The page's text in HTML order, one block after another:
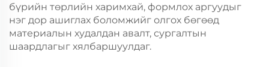
бүрийн төрлийн харимхай, формлох аргуудыг
нэг дор ашиглах боломжийг олгох бөгөөд
материалын худалдан авалт, сургалтын
шаардлагыг хялбаршуулдаг.